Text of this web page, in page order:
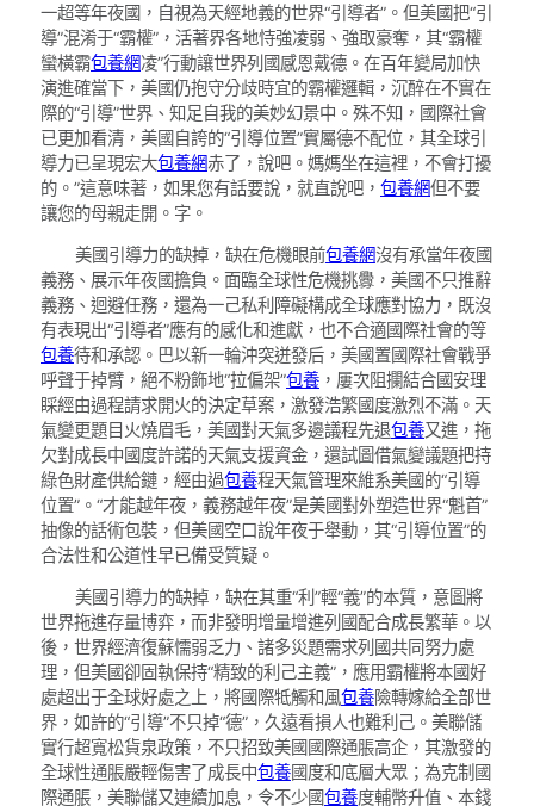
一超等年夜國，自視為天經地義的世界“引導者”。但美國把“引
導”混淆于“霸權”，活著界各地恃強凌弱、強取豪奪，其“霸權
蠻橫霸包養網凌”行動讓世界列國感恩戴德。在百年變局加快
演進確當下，美國仍抱守分歧時宜的霸權邏輯，沉醉在不實在
際的“引導”世界、知足自我的美妙幻景中。殊不知，國際社會
已更加看清，美國自誇的“引導位置”實屬德不配位，其全球引
導力已呈現宏大包養網赤了，說吧。媽媽坐在這裡，不會打擾
的。”這意味著，如果您有話要說，就直說吧， 包養網但不要
讓您的母親走開。字。
美國引導力的缺掉，缺在危機眼前包養網沒有承當年夜國
義務、展示年夜國擔負。面臨全球性危機挑釁，美國不只推辭
義務、迴避任務，還為一己私利障礙構成全球應對協力，既沒
有表現出“引導者”應有的感化和進獻，也不合適國際社會的等
包養待和承認。巴以新一輪沖突迸發后，美國置國際社會戰爭
呼聲于掉臂，絕不粉飾地“拉偏架”包養 ，屢次阻攔結合國安理
睬經由過程請求開火的決定草案，激發浩繁國度激烈不滿。天
氣變更題目火燒眉毛，美國對天氣多邊議程先退包養又進，拖
欠對成長中國度許諾的天氣支援資金，還試圖借氣變議題把持
綠色財產供給鏈，經由過包養程天氣管理來維系美國的“引導
位置”。“才能越年夜，義務越年夜”是美國對外塑造世界“魁首”
抽像的話術包裝，但美國空口說年夜于舉動，其“引導位置”的
合法性和公道性早已備受質疑。
美國引導力的缺掉，缺在其重“利”輕“義”的本質，意圖將
世界拖進存量博弈，而非發明增量增進列國配合成長繁華。以
後，世界經濟復蘇懦弱乏力、諸多災題需求列國共同努力處
理，但美國卻固執保持“精致的利己主義”，應用霸權將本國好
處超出于全球好處之上，將國際牴觸和風包養險轉嫁給全部世
界，如許的“引導”不只掉“德”，久遠看損人也難利己。美聯儲
實行超寬松貨泉政策，不只招致美國國際通脹高企，其激發的
全球性通脹嚴輕傷害了成長中包養國度和底層大眾；為克制國
際通脹，美聯儲又連續加息，令不少國包養度輔幣升值、本錢